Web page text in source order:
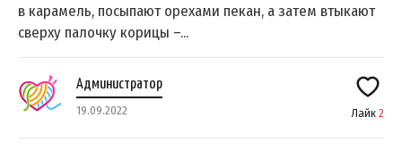
в карамель, посыпают орехами пекан, а затем втыкают
сверху палочку корицы –...
Администратор
19.09.2022 Лайк 2